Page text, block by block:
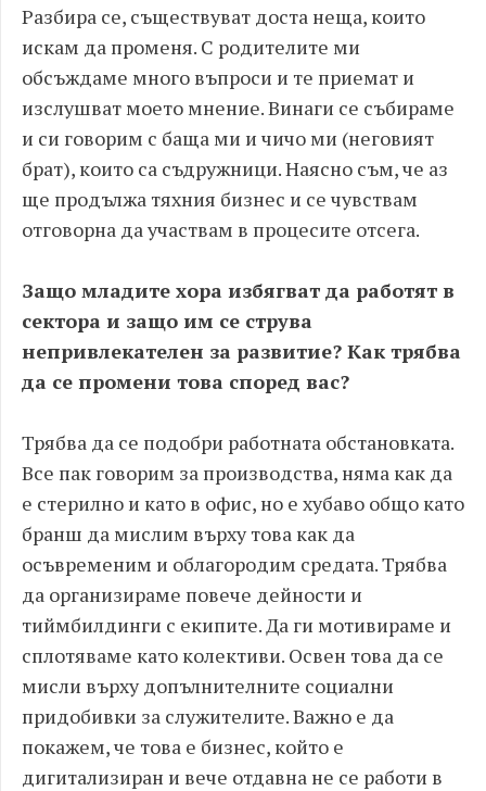
Разбира се, съществуват доста неща, които
искам да променя. С родителите ми
обсъждаме много въпроси и те приемат и
изслушват моето мнение. Винаги се събираме
и си говорим с баща ми и чичо ми (неговият
брат), които са съдружници. Наясно съм, че аз
ще продължа тяхния бизнес и се чувствам
отговорна да участвам в процесите отсега.
Защо младите хора избягват да работят в
сектора и защо им се струва
непривлекателен за развитие? Как трябва
да се промени това според вас?
Трябва да се подобри работната обстановката.
Все пак говорим за производства, няма как да
е стерилно и като в офис, но е хубаво общо като
бранш да мислим върху това как да
осъвременим и облагородим средата. Трябва
да организираме повече дейности и
тиймбилдинги с екипите. Да ги мотивираме и
сплотяваме като колективи. Освен това да се
мисли върху допълнителните социални
придобивки за служителите. Важно е да
покажем, че това е бизнес, който е
дигитализиран и вече отдавна не се работи в